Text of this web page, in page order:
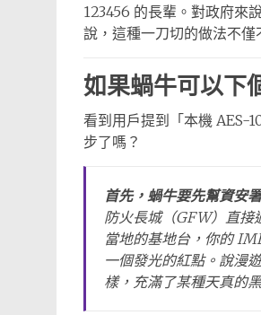
123456 的長輩。對政府來
說，這種一刀切的做法不
如果蝸牛可以下
看到用戶提到「本機 AES-
步了嗎？
首先，蝸牛要先幫資安
防火長城（GFW）直接
當地的基地台，你的
一個發光的紅點。說漫
樣，充滿了某種天真的